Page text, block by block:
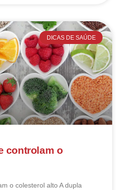
DICAS DE SAÚDE
controlam o
o colesterol alto​ A dupla